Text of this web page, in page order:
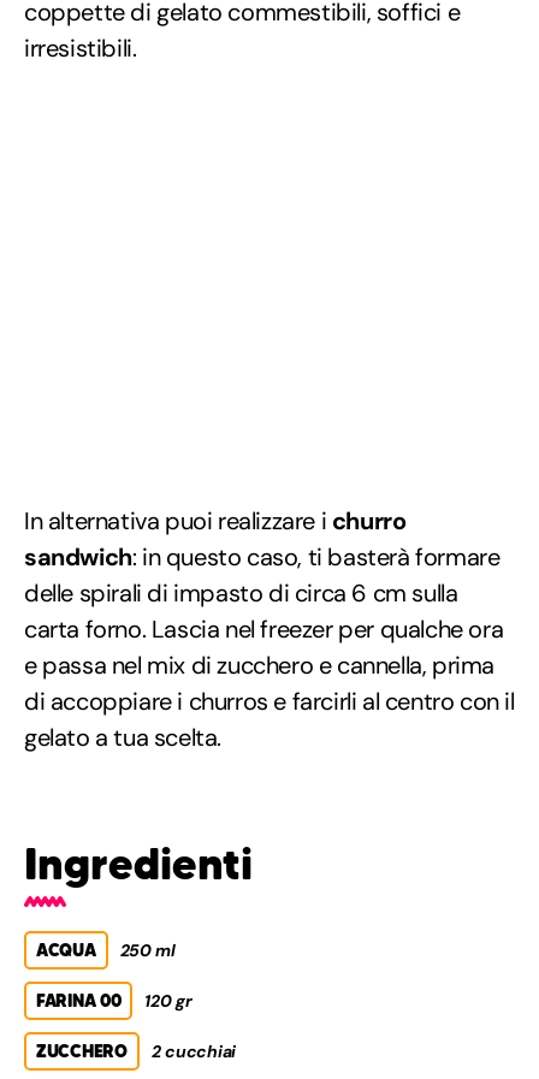
coppette di gelato commestibili, soffici e
irresistibili.
In alternativa puoi realizzare i churro
sandwich: in questo caso, ti basterà formare
delle spirali di impasto di circa 6 cm sulla
carta forno. Lascia nel freezer per qualche ora
e passa nel mix di zucchero e cannella, prima
di accoppiare i churros e farcirli al centro con il
gelato a tua scelta.
Ingredienti
ACQUA 250 ml
FARINA 00 120 gr
ZUCCHERO 2 cucchiai